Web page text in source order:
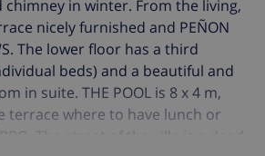
chimney in winter. From the living,
nicely furnished and PEÑON
The lower floor has a third
beds) and a beautiful and
in suite. THE POOL is 8 x 4 m,
terrace where to have lunch or
The street of the villa is a dead